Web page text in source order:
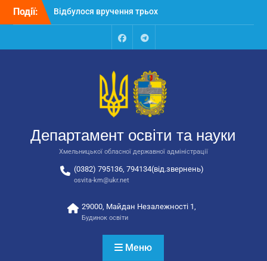
Перейти
Події:
Відбулося вручення трьох
автобусів для потреб
Відбулося засідання
освіти та науки обласної
державної адміністрації
Відбулась обласна
національно-патріотичне
виховання
FacebookTalegram
Департамент освіти та науки
Хмельницької обласної державної адміністрації
(0382) 795136, 794134(від.звернень)
osvita-km@ukr.net
29000, Майдан Незалежності 1,
Будинок освіти
Меню